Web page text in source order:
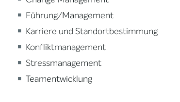
Führung/Management
Karriere und Standortbestimmung
Konfliktmanagement
Stressmanagement
Teamentwicklung